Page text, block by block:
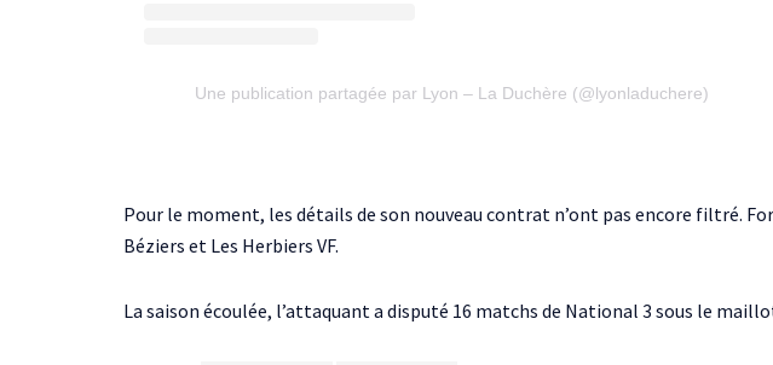
Une publication partagée par Lyon – La Duchère (@lyonladuchere)
Pour le moment, les détails de son nouveau contrat n’ont pas encore filtré.
Béziers et Les Herbiers VF.
La saison écoulée, l’attaquant a disputé 16 matchs de National 3 sous le